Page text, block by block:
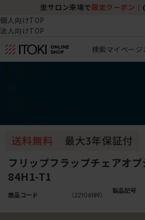
坐サロン来場で 限定クーポン
個人向けTOP
法人向けTOP
検索マイページ
フリップフラップチェアオ
84H1-T1
商品コード （22106189）
製品記号